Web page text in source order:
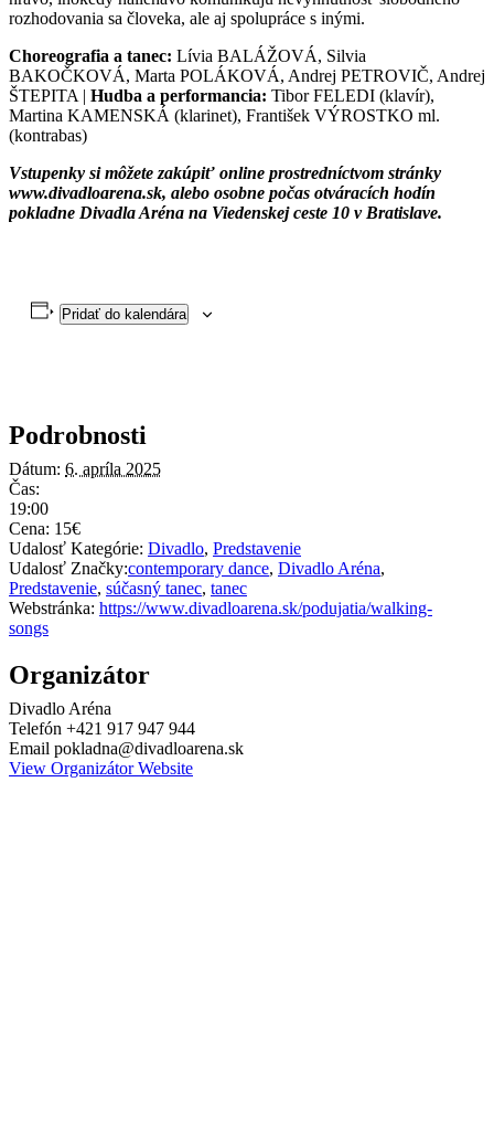
rozhodovania sa človeka, ale aj spolupráce s inými.
Choreografia a tanec: Lívia BALÁŽOVÁ, Silvia
BAKOČKOVÁ, Marta POLÁKOVÁ, Andrej PETROVIČ, Andrej
ŠTEPITA | Hudba a performancia: Tibor FELEDI (klavír),
Martina KAMENSKÁ (klarinet), František VÝROSTKO ml.
(kontrabas)
Vstupenky si môžete zakúpiť online prostredníctvom stránky
www.divadloarena.sk, alebo osobne počas otváracích hodín
pokladne Divadla Aréna na Viedenskej ceste 10 v Bratislave.
Pridať do kalendára
Podrobnosti
Dátum: 6. apríla 2025
Čas:
19:00
Cena: 15€
Udalosť Kategórie: Divadlo, Predstavenie
Udalosť Značky:contemporary dance, Divadlo Aréna,
Predstavenie, súčasný tanec, tanec
Webstránka: https://www.divadloarena.sk/podujatia/walking-
songs
Organizátor
Divadlo Aréna
Telefón +421 917 947 944
Email pokladna@divadloarena.sk
View Organizátor Website